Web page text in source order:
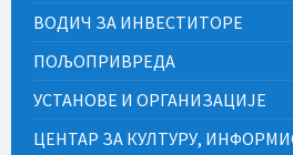
ВОДИЧ ЗА ИНВЕСТИТОРЕ
ПОЉОПРИВРЕДА
УСТАНОВЕ И ОРГАНИЗАЦИЈЕ
ЦЕНТАР ЗА КУЛТУРУ,